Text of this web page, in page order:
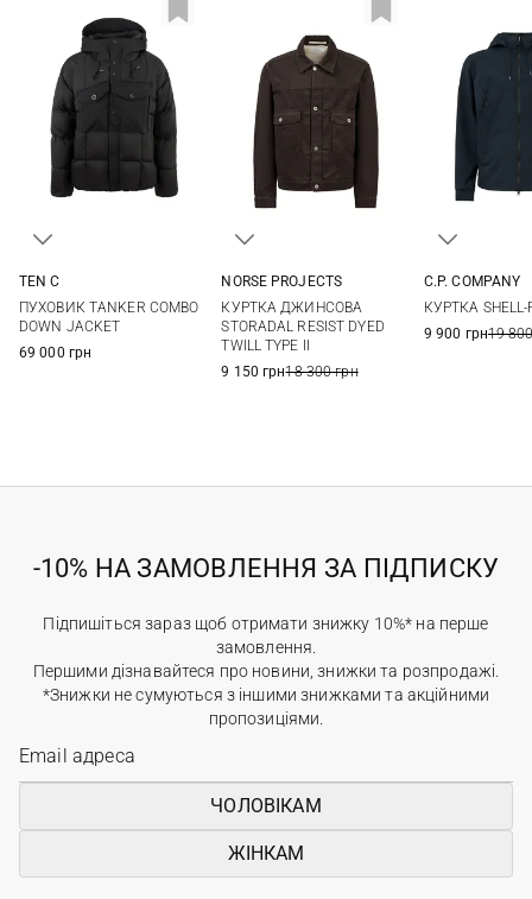
TEN C
ПУХОВИК TANKER COMBO
DOWN JACKET
69 000 грн
NORSE PROJECTS
КУРТКА ДЖИНСОВА
STORADAL RESIST DYED
TWILL TYPE II
9 150 грн18 300 грн
C.P. COMPANY
КУРТКА SHELL-
9 900 грн19
-10% НА ЗАМОВЛЕННЯ ЗА ПІДПИСКУ
Підпишіться зараз щоб отримати знижку 10%* на перше
замовлення.
Першими дізнавайтеся про новини, знижки та розпродажі.
*Знижки не сумуються з іншими знижками та акційними
пропозиціями.
ЧОЛОВІКАМ
ЖІНКАМ